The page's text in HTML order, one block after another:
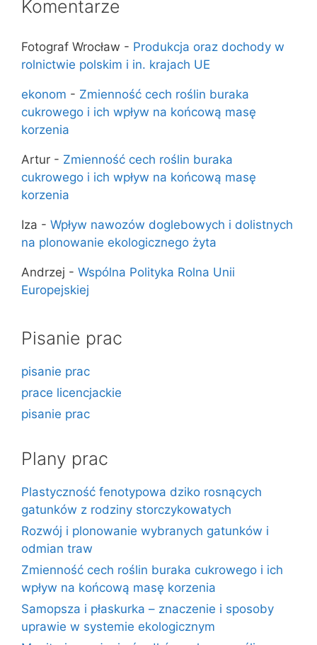
Komentarze
Fotograf Wrocław - Produkcja oraz dochody w
rolnictwie polskim i in. krajach UE
ekonom - Zmienność cech roślin buraka
cukrowego i ich wpływ na końcową masę
korzenia
Artur - Zmienność cech roślin buraka
cukrowego i ich wpływ na końcową masę
korzenia
Iza - Wpływ nawozów doglebowych i dolistnych
na plonowanie ekologicznego żyta
Andrzej - Wspólna Polityka Rolna Unii
Europejskiej
Pisanie prac
pisanie prac
prace licencjackie
pisanie prac
Plany prac
Plastyczność fenotypowa dziko rosnących
gatunków z rodziny storczykowatych
Rozwój i plonowanie wybranych gatunków i
odmian traw
Zmienność cech roślin buraka cukrowego i ich
wpływ na końcową masę korzenia
Samopsza i płaskurka – znaczenie i sposoby
uprawie w systemie ekologicznym